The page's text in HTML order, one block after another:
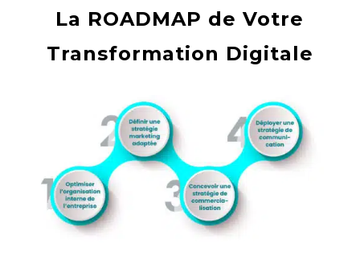
La ROADMAP de Votre
Transformation Digitale